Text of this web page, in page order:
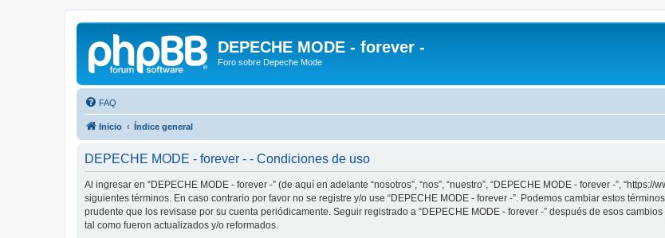
DEPECHE MODE - forever -
Foro sobre Depeche Mode
FAQ
Inicio Índice general
DEPECHE MODE - forever - - Condiciones de uso
Al ingresar en “DEPECHE MODE - forever -” (de aquí en adelante “nosotros”, “nos”, “nuestro”, “DEPECHE MODE - forever -”,
siguientes términos. En caso contrario por favor no se registre y/o use “DEPECHE MODE - forever -”. Podemos cambiar estos
prudente que los revisase por su cuenta periódicamente. Seguir registrado a “DEPECHE MODE - forever -” después de esos
tal como fueron actualizados y/o reformados.